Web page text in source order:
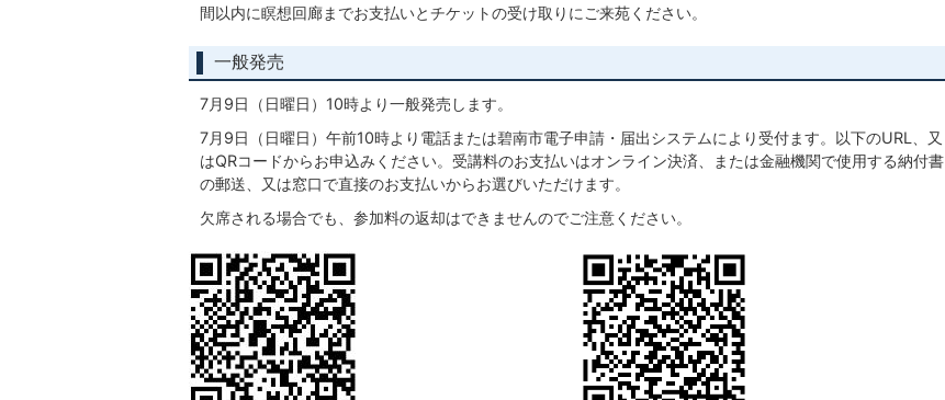
間以内に瞑想回廊までお支払いとチケットの受け取りにご来苑ください。
一般発売
7月9日（日曜日）10時より一般発売します。
7月9日（日曜日）午前10時より電話または碧南市電子申請・届出システムにより受付ます。以下のURL、又
はQRコードからお申込みください。受講料のお支払いはオンライン決済、または金融機関で使用する納付書
の郵送、又は窓口で直接のお支払いからお選びいただけます。
欠席される場合でも、参加料の返却はできませんのでご注意ください。